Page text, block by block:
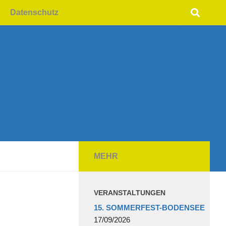
Datenschutz
MEHR
VERANSTALTUNGEN
15. SOMMERFEST-BODENSEE
17/09/2026